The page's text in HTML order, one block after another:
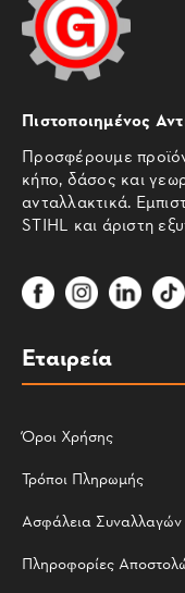
Πιστοποιημένος
Προσφέρουμε
κήπο, δάσος και
ανταλλακτικά.
STIHL και άριστη
Εταιρεία
Όροι Χρήσης
Τρόποι Πληρωμής
Ασφάλεια Συναλλαγών
Πληροφορίες